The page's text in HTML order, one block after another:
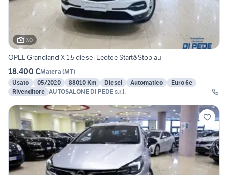
30
OPEL Grandland X 1.5 diesel Ecotec Start&Stop au
18.400 €Matera (MT)
Usato
05/2020 88010 Km Diesel Automatico
Euro 6e
Rivenditore AUTOSALONE DI PEDE s.r.l.